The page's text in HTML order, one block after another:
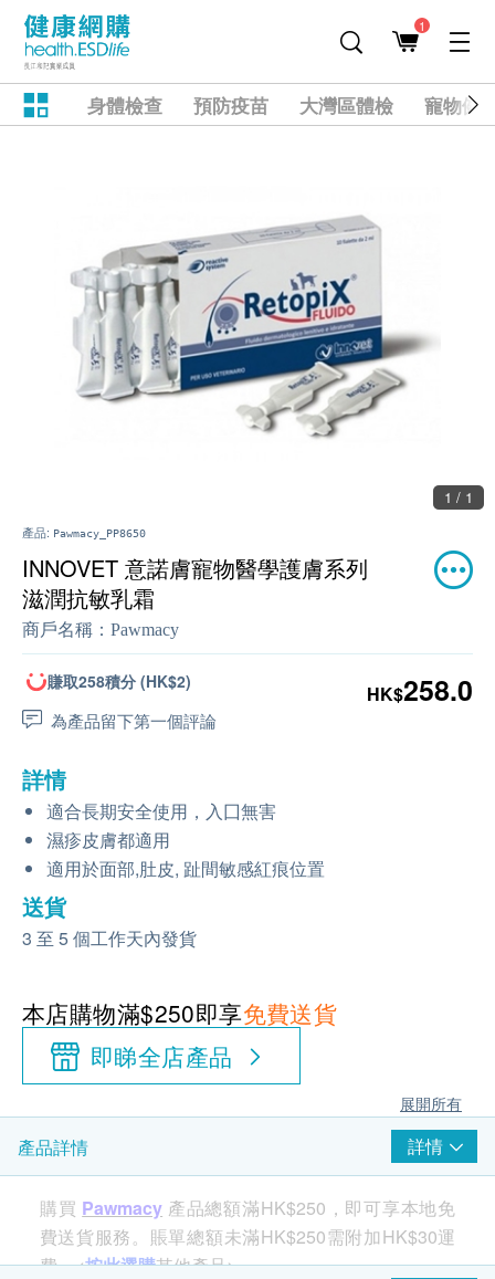
1
身體檢查 預防疫苗 大灣區體檢 寵物健
1 / 1
產品: Pawmacy_PP8650
INNOVET 意諾膚寵物醫學護膚系列
滋潤抗敏乳霜
商戶名稱： Pawmacy
賺取258積分 (HK$2)
為產品留下第一個評論
HK$258.0
詳情
適合長期安全使用，入囗無害
濕疹皮膚都適用
適用於面部,肚皮, 趾間敏感紅痕位置
送貨
3 至 5 個工作天內發貨
本店購物滿$250即享免費送貨
即睇全店產品
展開所有
產品詳情 詳情
購買 Pawmacy 產品總額滿HK$250，即可享本地免
費送貨服務。賬單總額未滿HK$250需附加HK$30運
費。<按此選購其他產品>